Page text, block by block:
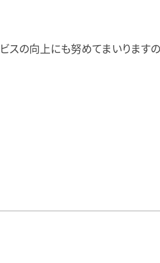
スの向上にも努めてまいります